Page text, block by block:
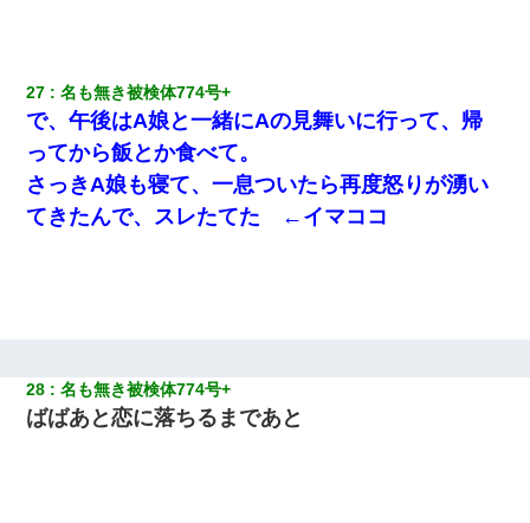
27 名も無き被検体774号+
で、午後はA娘と一緒にAの見舞いに行って、帰
ってから飯とか食べて。
さっきA娘も寝て、一息ついたら再度怒りが湧い
てきたんで、スレたてた ←イマココ
28 名も無き被検体774号+
ばばあと恋に落ちるまであと